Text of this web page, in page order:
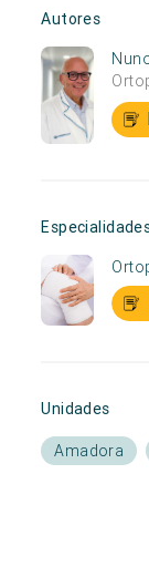
Autores
Unidades
Amadora